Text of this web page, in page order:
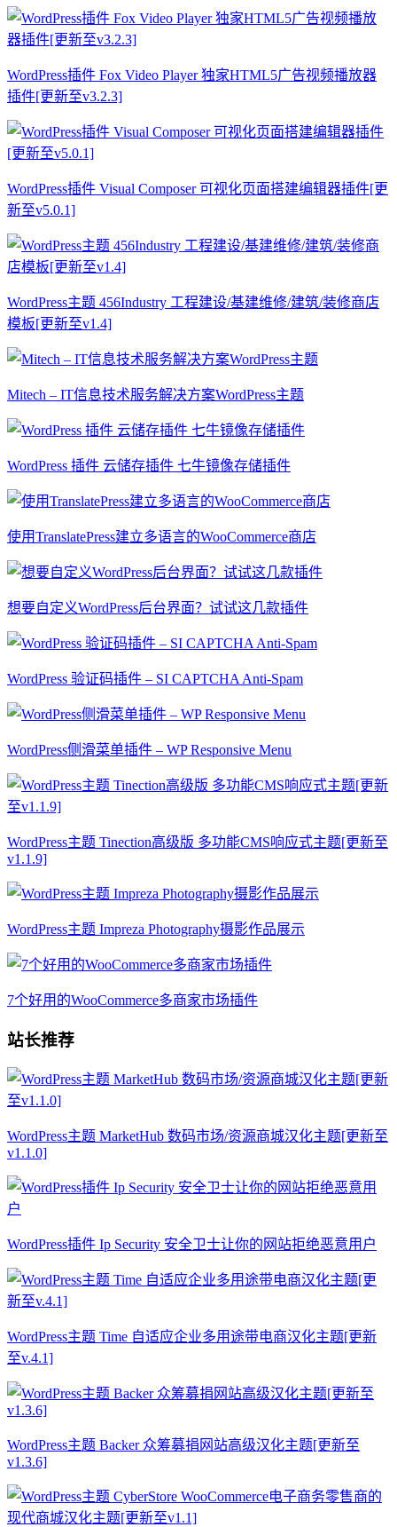
WordPress插件 Fox Video Player 独家HTML5广告视频播放器
插件[更新至v3.2.3]
WordPress插件 Visual Composer 可视化页面搭建编辑器插件[更
新至v5.0.1]
WordPress主题 456Industry 工程建设/基建维修/建筑/装修商店
模板[更新至v1.4]
Mitech – IT信息技术服务解决方案WordPress主题
WordPress 插件 云储存插件 七牛镜像存储插件
使用TranslatePress建立多语言的WooCommerce商店
想要自定义WordPress后台界面？试试这几款插件
WordPress 验证码插件 – SI CAPTCHA Anti-Spam
WordPress侧滑菜单插件 – WP Responsive Menu
WordPress主题 Tinection高级版 多功能CMS响应式主题[更新至
v1.1.9]
WordPress主题 Impreza Photography摄影作品展示
7个好用的WooCommerce多商家市场插件
站长推荐
WordPress主题 MarketHub 数码市场/资源商城汉化主题[更新至
v1.1.0]
WordPress插件 Ip Security 安全卫士让你的网站拒绝恶意用户
WordPress主题 Time 自适应企业多用途带电商汉化主题[更新
至v.4.1]
WordPress主题 Backer 众筹募捐网站高级汉化主题[更新至
v1.3.6]